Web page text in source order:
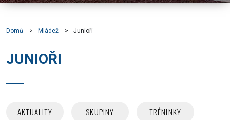
Domů Mládež Junioři
JUNIOŘI
AKTUALITY SKUPINY TRÉNINKY